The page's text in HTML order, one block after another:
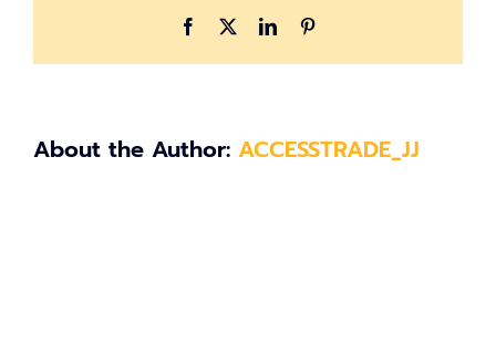
Facebook LinkedIn
About the Author: ACCESSTRADE_JJ